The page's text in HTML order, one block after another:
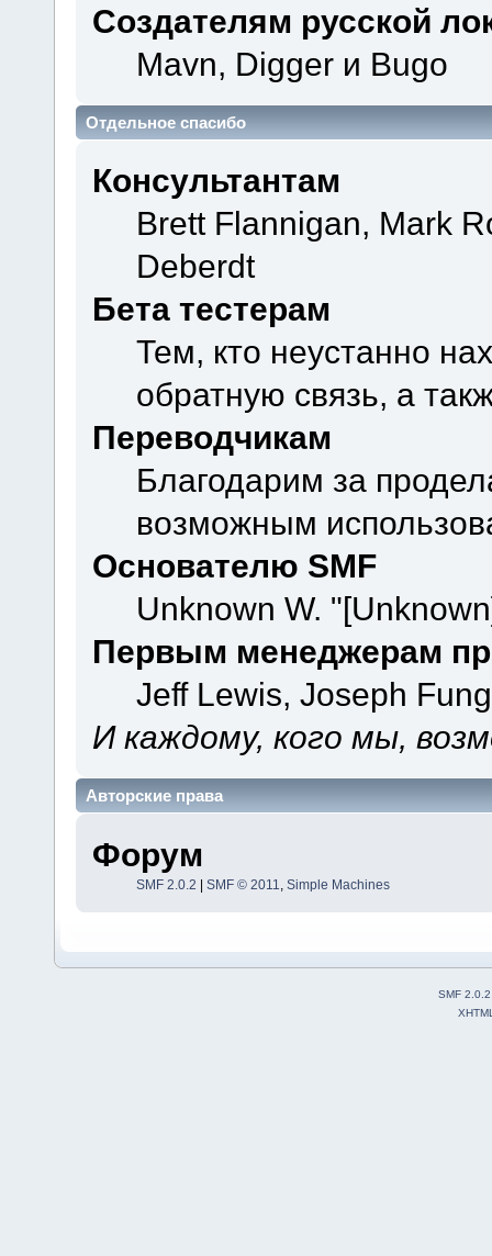
Создателям русской
Mavn, Digger и Bugo
Отдельное спасибо
Консультантам
Brett Flannigan, Mark
Deberdt
Бета тестерам
Тем, кто неустанно
обратную связь, а
Переводчикам
Благодарим за
возможным
Основателю SMF
Unknown W.
Первым менеджерам
Jeff Lewis, Joseph
И каждому, кого мы,
Авторские права
Форум
SMF 2.0.2 | SMF © 2011 Simple Machines
SMF 2.0.2